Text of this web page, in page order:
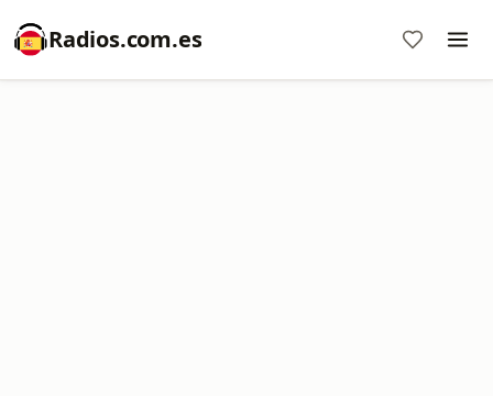
Radios.com.es